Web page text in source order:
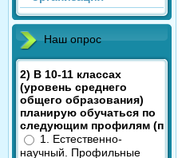
Наш опрос
2) В 10-11 классах
(уровень среднего
общего образования)
планирую обучаться по
следующим профилям (п
1. Естественно-
научный. Профильные